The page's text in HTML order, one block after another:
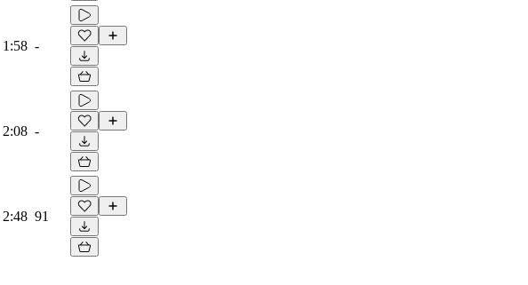
1:58 -
2:08 -
2:48 91